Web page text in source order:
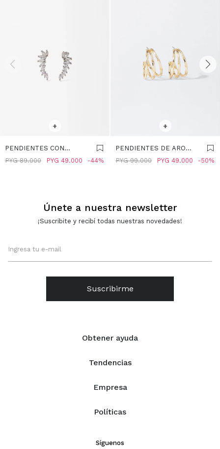
+
PENDIENTES CON
CIRCONITAS - PLATEADO
PYG 49.000
PYG 89.000 44
+
PENDIENTES DE ARO
DORADOS - DORADO
PYG 49.000
PYG 99.000 50
Obtener ayuda
Tendencias
Empresa
Políticas
Únete a nuestra newsletter
¡Suscribite y recibí todas nuestras novedades!
Suscribirme
Síguenos